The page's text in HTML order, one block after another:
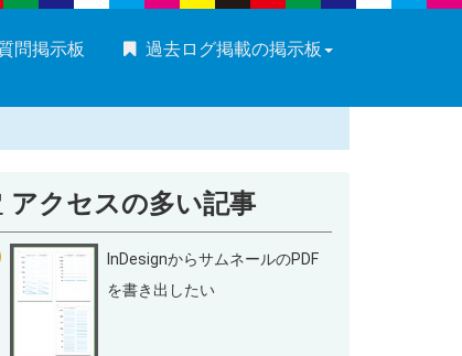
問掲示板 過去ログ掲載の掲示板
アクセスの多い記事
InDesignからサムネールのPDF
を書き出したい